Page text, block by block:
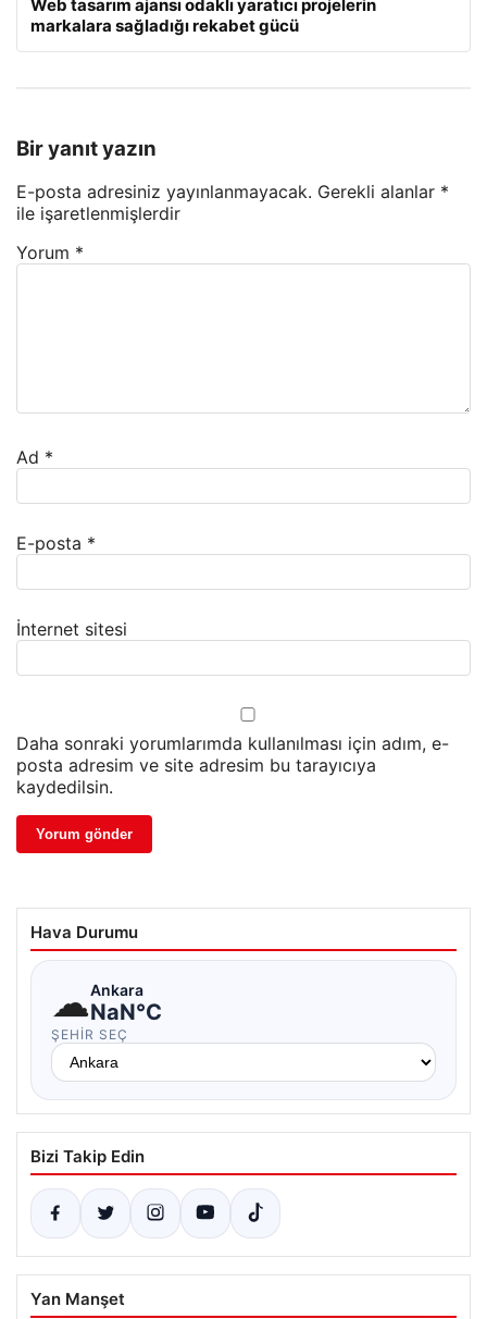
Web tasarım ajansı odaklı yaratıcı projelerin
markalara sağladığı rekabet gücü
Bir yanıt yazın
E-posta adresiniz yayınlanmayacak. Gerekli alanlar *
ile işaretlenmişlerdir
Yorum *
Ad *
E-posta *
İnternet sitesi
Daha sonraki yorumlarımda kullanılması için adım, e-
posta adresim ve site adresim bu tarayıcıya
kaydedilsin.
Hava Durumu
☁Ankara
NaN°C
ŞEHIR SEÇ
Bizi Takip Edin
Yan Manşet